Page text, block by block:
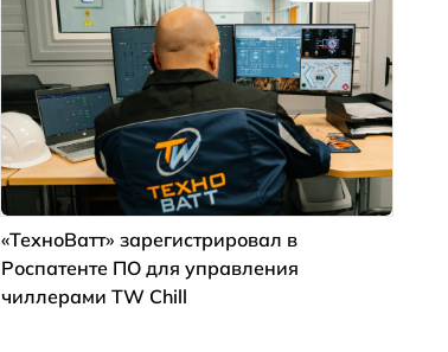
«ТехноВатт» зарегистрировал в
Роспатенте ПО для управления
чиллерами TW Chill